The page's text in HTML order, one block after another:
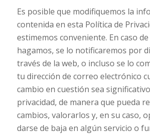
Es posible que modifiquemos la
contenida en esta Política de
estimemos conveniente. En caso
hagamos, se lo notificaremos por
través de la web, o incluso se lo
tu dirección de correo electrónico
cambio en cuestión sea
privacidad, de manera que pueda
cambios, valorarlos y, en su caso,
darse de baja en algún servicio o